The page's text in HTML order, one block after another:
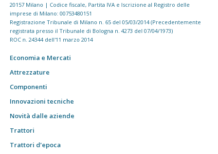
20157 Milano | Codice fiscale, Partita IVA e Iscrizione al Registro delle
imprese di Milano: 00753480151
Registrazione Tribunale di Milano n. 65 del 05/03/2014 (Precedentemente
registrata presso il Tribunale di Bologna n. 4273 del 07/04/1973)
ROC n. 24344 dell'11 marzo 2014
Economia e Mercati
Attrezzature
Componenti
Innovazioni tecniche
Novità dalle aziende
Trattori
Trattori d’epoca